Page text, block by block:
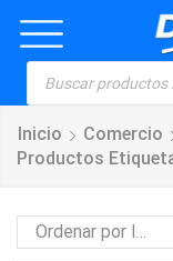
Inicio Comercio
Productos